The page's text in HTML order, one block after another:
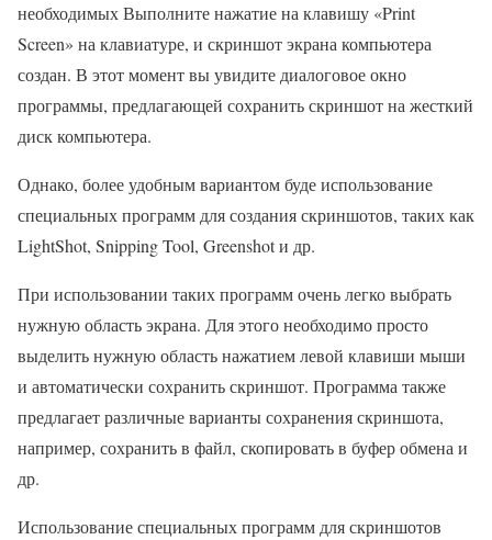
необходимых Выполните нажатие на клавишу «Print
Screen» на клавиатуре, и скриншот экрана компьютера
создан. В этот момент вы увидите диалоговое окно
программы, предлагающей сохранить скриншот на жесткий
диск компьютера.
Однако, более удобным вариантом буде использование
специальных программ для создания скриншотов, таких как
LightShot, Snipping Tool, Greenshot и др.
При использовании таких программ очень легко выбрать
нужную область экрана. Для этого необходимо просто
выделить нужную область нажатием левой клавиши мыши
и автоматически сохранить скриншот. Программа также
предлагает различные варианты сохранения скриншота,
например, сохранить в файл, скопировать в буфер обмена и
др.
Использование специальных программ для скриншотов